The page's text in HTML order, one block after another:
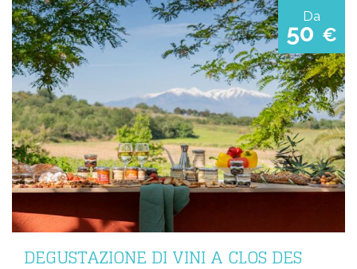
Da
50 €
DEGUSTAZIONE DI VINI A CLOS DES